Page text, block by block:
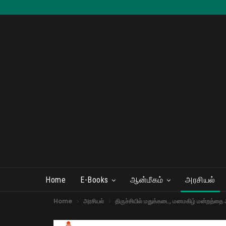
Home E-Books ஆன்மீகம் அரசியல்
Home அரசியல் திருச்சியில் மதுக்கடை, மனமகிழ்